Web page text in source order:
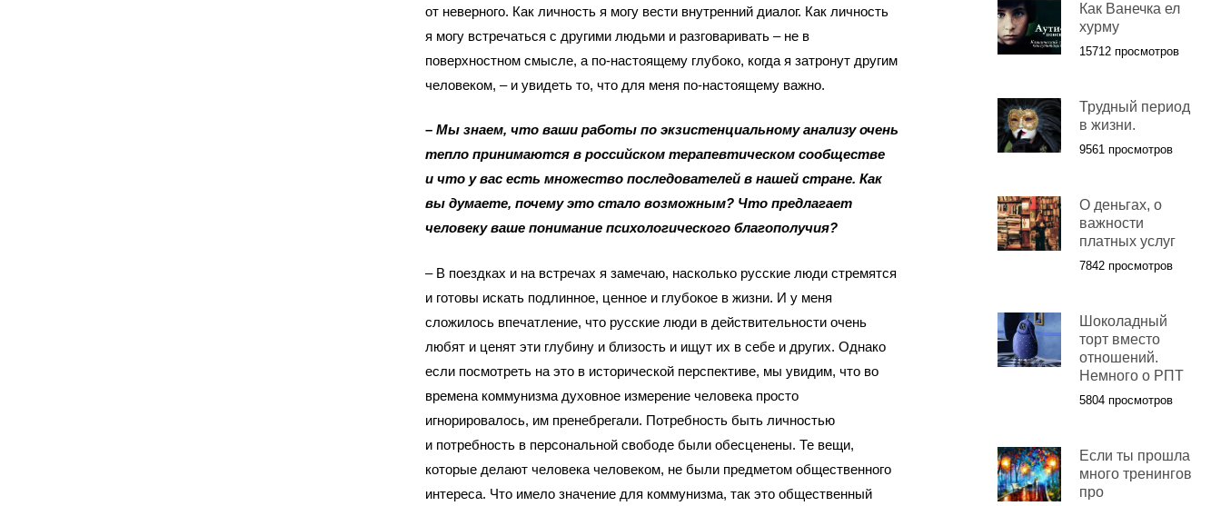
от неверного. Как личность я могу вести внутренний диалог. Как личность
я могу встречаться с другими людьми и разговаривать – не в
поверхностном смысле, а по-настоящему глубоко, когда я затронут другим
человеком, – и увидеть то, что для меня по-настоящему важно.
– Мы знаем, что ваши работы по экзистенциальному анализу очень
тепло принимаются в российском терапевтическом сообществе
и что у вас есть множество последователей в нашей стране. Как
вы думаете, почему это стало возможным? Что предлагает
человеку ваше понимание психологического благополучия?
– В поездках и на встречах я замечаю, насколько русские люди стремятся
и готовы искать подлинное, ценное и глубокое в жизни. И у меня
сложилось впечатление, что русские люди в действительности очень
любят и ценят эти глубину и близость и ищут их в себе и других. Однако
если посмотреть на это в исторической перспективе, мы увидим, что во
времена коммунизма духовное измерение человека просто
игнорировалось, им пренебрегали. Потребность быть личностью
и потребность в персональной свободе были обесценены. Те вещи,
которые делают человека человеком, не были предметом общественного
интереса. Что имело значение для коммунизма, так это общественный
Как Ванечка ел
хурму
15712 просмотров
Трудный период
в жизни.
9561 просмотров
О деньгах, о
важности
платных услуг
7842 просмотров
Шоколадный
торт вместо
отношений.
Немного о РПТ
5804 просмотров
Если ты прошла
много тренингов
про